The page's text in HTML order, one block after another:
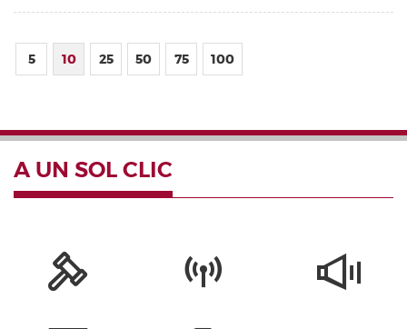
5 10 25 50 75 100
A UN SOL CLIC